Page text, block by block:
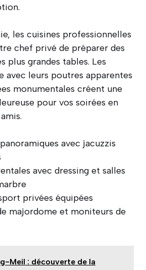
les cuisines professionnelles
chef privé de préparer des
plus grandes tables. Les
avec leurs poutres apparentes
monumentales créent une
pour vos soirées en
avec jacuzzis
avec dressing et salles
privées équipées
majordome et moniteurs de
Meil : découverte de la